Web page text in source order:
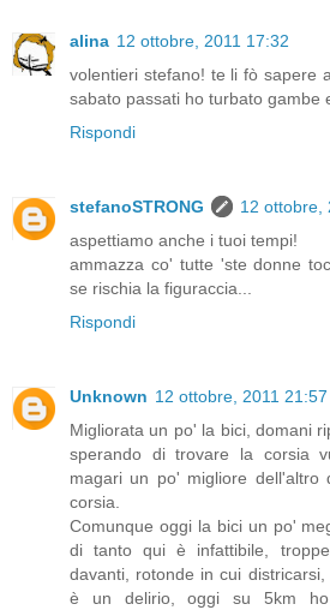
alina 12 ottobre, 2011 17:32
volentieri stefano! te li fò sapere
sabato passati ho turbato gambe
Rispondi
stefanoSTRONG
12 ottobre,
aspettiamo anche i tuoi tempi!
ammazza co' tutte 'ste donne
se rischia la figuraccia...
Rispondi
Unknown 12 ottobre, 2011 21:57
Migliorata un po' la bici, domani
sperando di trovare la corsia
magari un po' migliore dell'altro
corsia.
Comunque oggi la bici un po'
di tanto qui è infattibile,
davanti, rotonde in cui
è un delirio, oggi su 5km